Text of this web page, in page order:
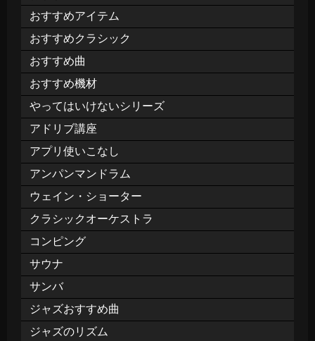
おすすめアイテム
おすすめクラシック
おすすめ曲
おすすめ機材
やってはいけないシリーズ
アドリブ講座
アプリ使いこなし
アンパンマンドラム
ウェイン・ショーター
クラシックオーケストラ
コンピング
サウナ
サンバ
ジャズおすすめ曲
ジャズのリズム